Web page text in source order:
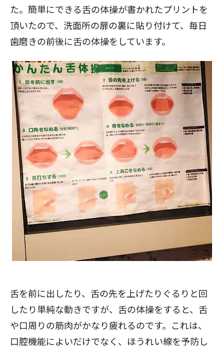
た。簡単にできる舌の体操が書かれたプリントを
頂いたので、洗面所の扉の裏に貼り付けて、毎日
歯磨きの前後に舌の体操をしています。
舌を前に出したり、舌の先を上げたりぐるりと回
したり単純な動きですが、舌の体操をすると、舌
や口周りの筋肉がかなり疲れるのです。これは、
口腔機能によいだけでなく、ほうれい線を予防し